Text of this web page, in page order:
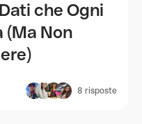
che Ogni
(Ma Non
8 risposte